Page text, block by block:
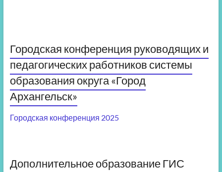
Городская конференция руководящих и
педагогических работников системы
образования округа «Город
Архангельск»
Городская конференция 2025
Дополнительное образование ГИС